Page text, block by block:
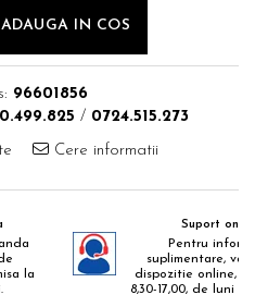
ADAUGA IN COS
96601856
/ 0724.515.273
Cere informatii
la
Suport
Pentru
suplimentare, va
dispozitie online,
8,30-17,00, de luni